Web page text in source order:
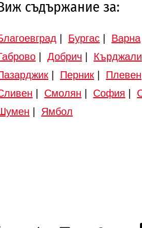
съдържание за:
Бургас Варна
Добрич Кърджали
Перник Плевен
Смолян София
Ямбол